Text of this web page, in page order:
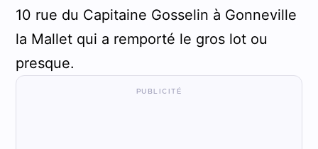
10 rue du Capitaine Gosselin à Gonneville
la Mallet qui a remporté le gros lot ou
presque.